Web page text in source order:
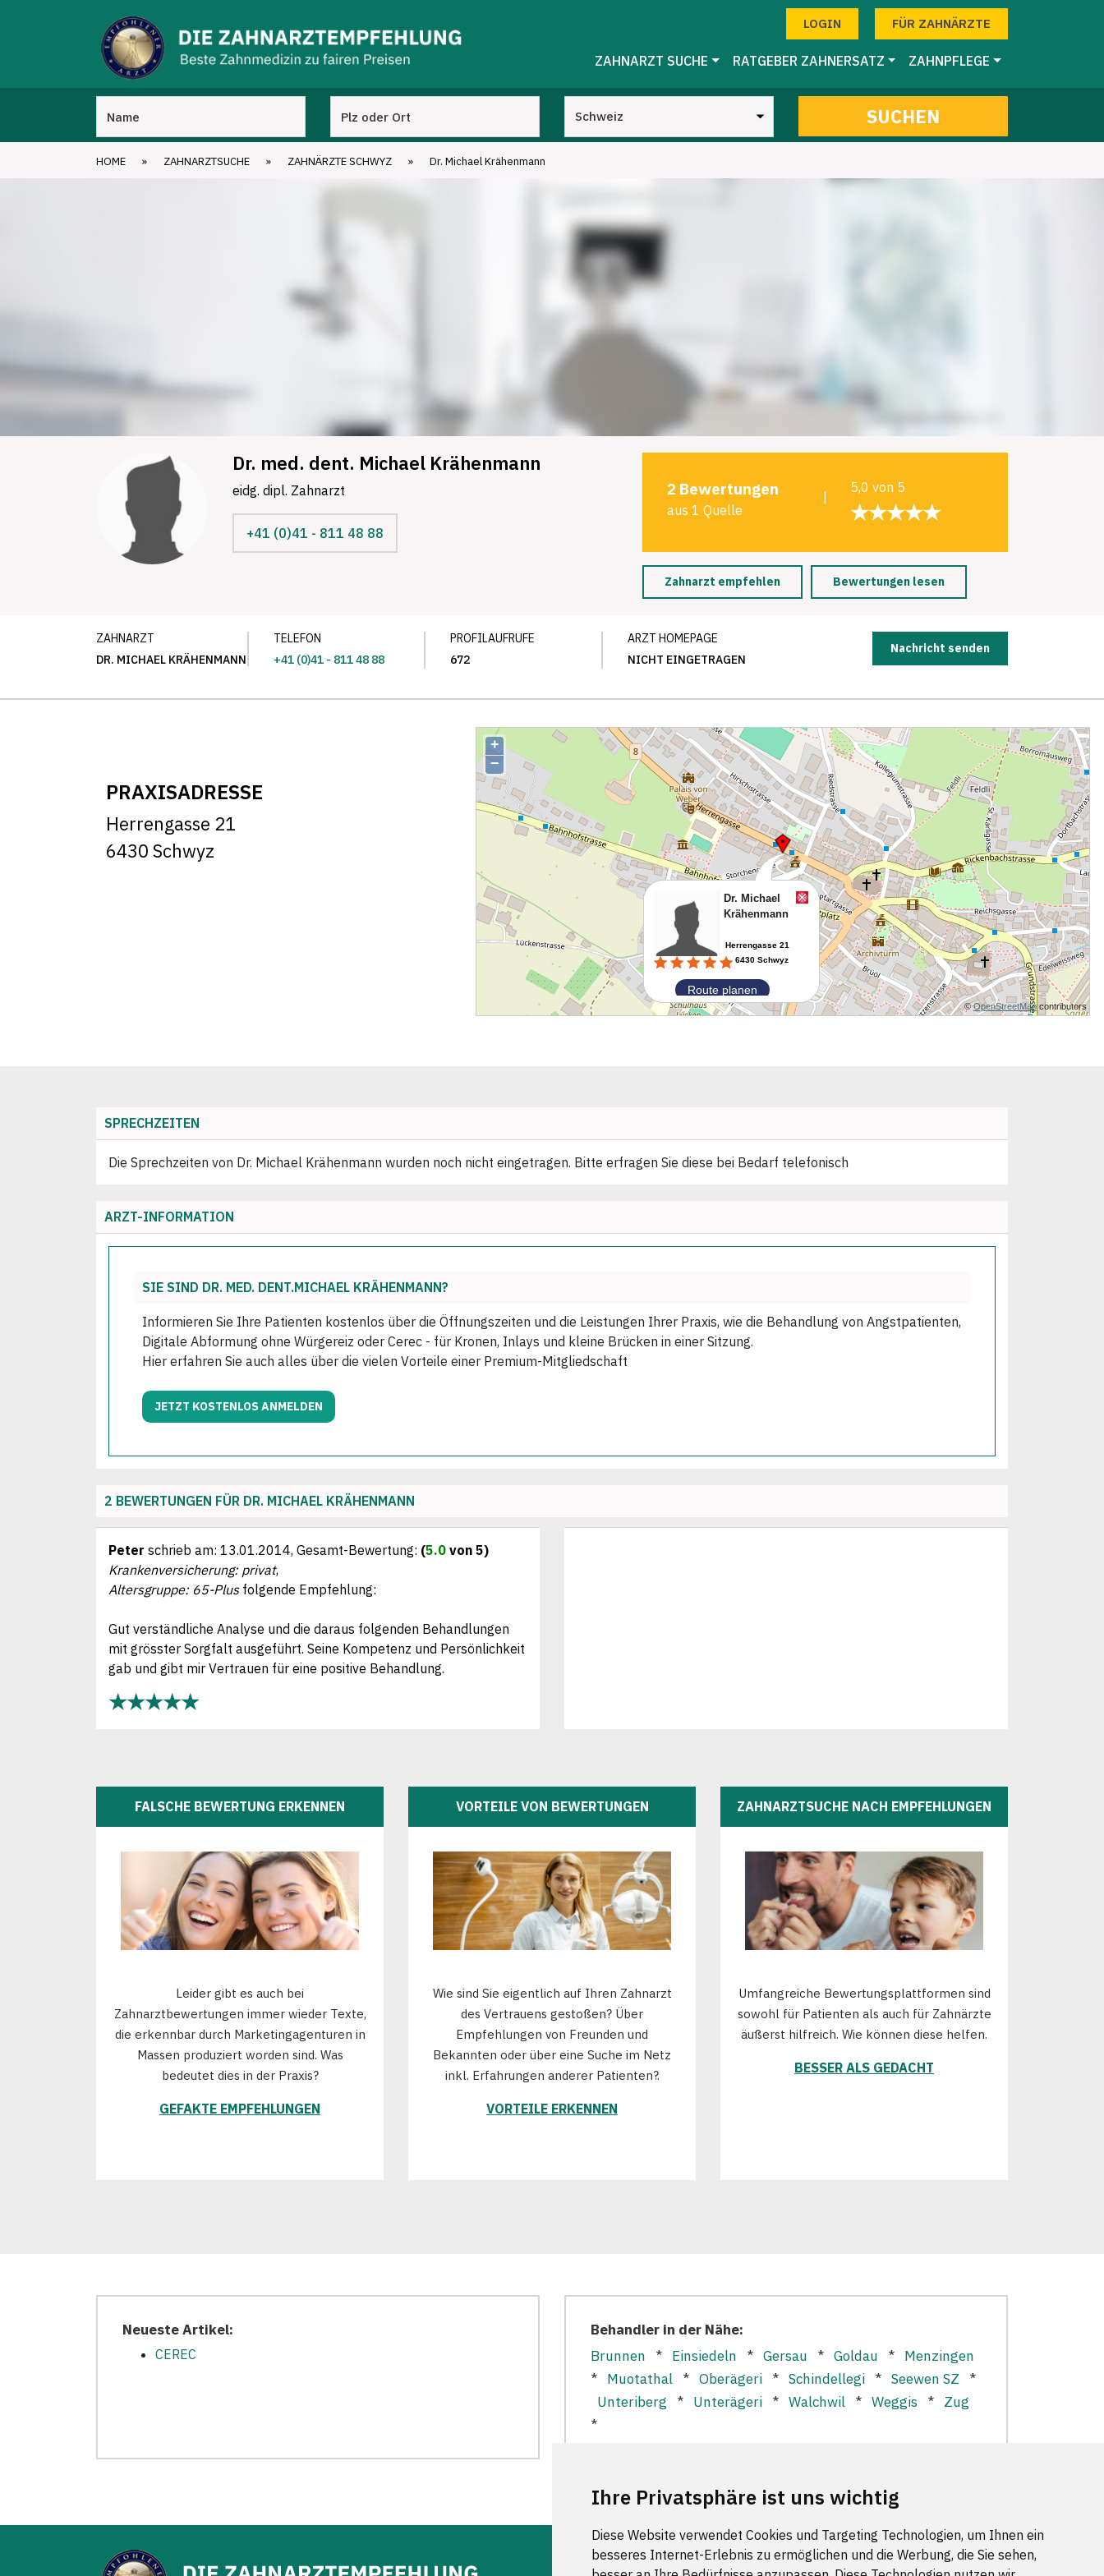
Ihre Privatsphäre ist uns wichtig
Diese Website verwendet Cookies und Targeting Technologien, um Ihnen ein
besseres Internet-Erlebnis zu ermöglichen und die Werbung, die Sie sehen,
LOGIN FÜR ZAHNÄRZTE
ZAHNARZT SUCHE RATGEBER ZAHNERSATZ ZAHNPFLEGE
SUCHEN
HOME » ZAHNARZTSUCHE » ZAHNÄRZTE SCHWYZ » Dr. Michael Krähenmann
Dr. med. dent. Michael Krähenmann
eidg. dipl. Zahnarzt
+41 (0)41 - 811 48 88
2 Bewertungen
aus 1 Quelle
5,0 von 5
★★★★★
Zahnarzt empfehlen Bewertungen lesen
ZAHNARZT
DR. MICHAEL KRÄHENMANN
TELEFON
+41 (0)41 - 811 48 88
PROFILAUFRUFE
672
ARZT HOMEPAGE
NICHT EINGETRAGEN
Nachricht senden
PRAXISADRESSE
Herrengasse 21
6430 Schwyz
SPRECHZEITEN
Die Sprechzeiten von Dr. Michael Krähenmann wurden noch nicht eingetragen. Bitte erfragen Sie diese bei Bedarf telefonisch
ARZT-INFORMATION
SIE SIND DR. MED. DENT.MICHAEL KRÄHENMANN?
Informieren Sie Ihre Patienten kostenlos über die Öffnungszeiten und die Leistungen Ihrer Praxis, wie die Behandlung von Angstpatienten,
Digitale Abformung ohne Würgereiz oder Cerec - für Kronen, Inlays und kleine Brücken in einer Sitzung.
Hier erfahren Sie auch alles über die vielen Vorteile einer Premium-Mitgliedschaft
JETZT KOSTENLOS ANMELDEN
2 BEWERTUNGEN FÜR DR. MICHAEL KRÄHENMANN
Peter schrieb am: 13.01.2014, Gesamt-Bewertung: (5.0 von 5)
Krankenversicherung: privat,
Altersgruppe: 65-Plus folgende Empfehlung:
Gut verständliche Analyse und die daraus folgenden Behandlungen
mit grösster Sorgfalt ausgeführt. Seine Kompetenz und Persönlichkeit
gab und gibt mir Vertrauen für eine positive Behandlung.
★★★★★
FALSCHE BEWERTUNG ERKENNEN
Leider gibt es auch bei
Zahnarztbewertungen immer wieder Texte,
die erkennbar durch Marketingagenturen in
Massen produziert worden sind. Was
bedeutet dies in der Praxis?
GEFAKTE EMPFEHLUNGEN
VORTEILE VON BEWERTUNGEN
Wie sind Sie eigentlich auf Ihren Zahnarzt
des Vertrauens gestoßen? Über
Empfehlungen von Freunden und
Bekannten oder über eine Suche im Netz
inkl. Erfahrungen anderer Patienten?.
VORTEILE ERKENNEN
ZAHNARZTSUCHE NACH EMPFEHLUNGEN
Umfangreiche Bewertungsplattformen sind
sowohl für Patienten als auch für Zahnärzte
äußerst hilfreich. Wie können diese helfen.
BESSER ALS GEDACHT
Neueste Artikel:
CEREC
Behandler in der Nähe:
Brunnen * Einsiedeln * Gersau * Goldau * Menzingen
* Muotathal * Oberägeri * Schindellegi * Seewen SZ *
Unteriberg * Unterägeri * Walchwil * Weggis * Zug
*